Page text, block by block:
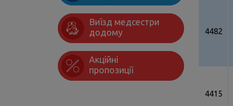
Виїзд медсестри
додому
Акційні
пропозиції
4482
4415